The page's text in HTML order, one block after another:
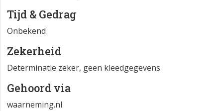
Tijd & Gedrag
Onbekend
Zekerheid
Determinatie zeker, geen kleedgegevens
Gehoord via
waarneming.nl